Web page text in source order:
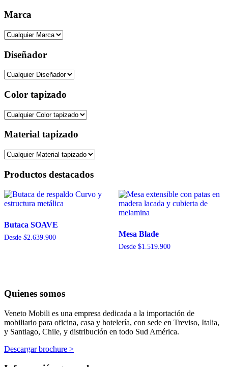
Marca
Diseñador
Color tapizado
Material tapizado
Productos destacados
Butaca SOAVE
Desde $2.639.900 Mesa Blade
Desde $1.519.900
Quienes somos
Veneto Mobili es una empresa dedicada a la importación de
mobiliario para oficina, casa y hotelería, con sede en Treviso, Italia,
y Santiago, Chile, y distribución en todo Sud América.
Descargar brochure >